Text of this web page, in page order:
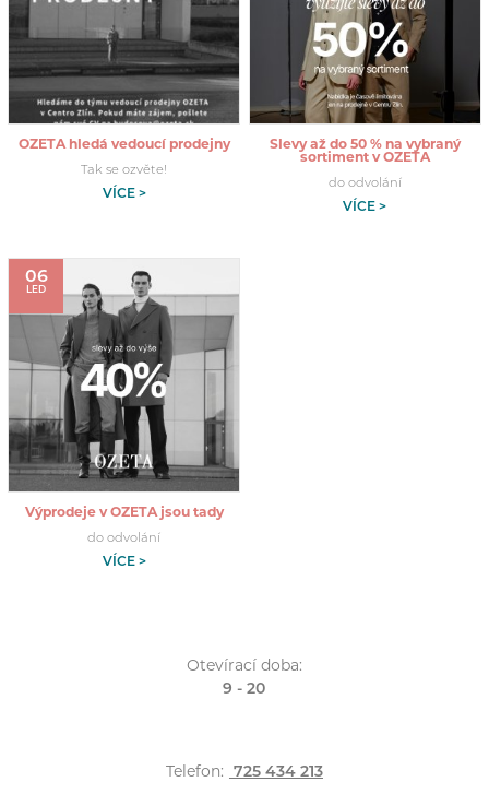
OZETA hledá vedoucí prodejny
Tak se ozvěte!
VÍCE >
Slevy až do 50 % na vybraný
sortiment v OZETA
do odvolání
VÍCE >
06
LED
Výprodeje v OZETA jsou tady
do odvolání
VÍCE >
Otevírací doba:
9 - 20
Telefon: 725 434 213